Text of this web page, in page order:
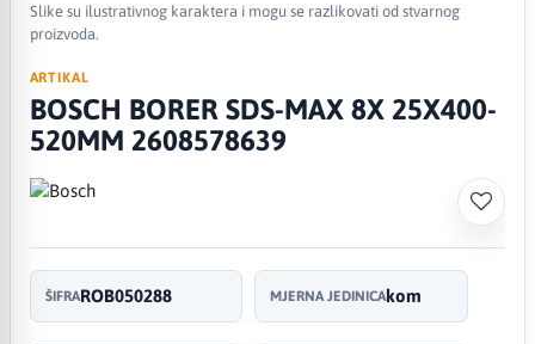
Slike su ilustrativnog karaktera i mogu se razlikovati od stvarnog
proizvoda.
ARTIKAL
BOSCH BORER SDS-MAX 8X 25X400-
520MM 2608578639
ŠIFRAROB050288 MJERNA JEDINICAkom